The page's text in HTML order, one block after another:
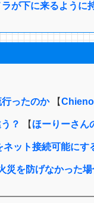
が下に来るよう
ったのか【
？ 【 ほーりーさん
ット接続可能にす
災を防げなかった